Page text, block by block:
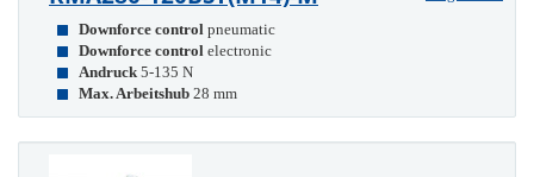
Downforce control pneumatic
Downforce control electronic
Andruck 5-135 N
Max. Arbeitshub 28 mm